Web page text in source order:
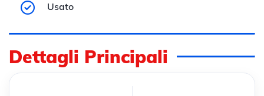
Usato
Dettagli Principali